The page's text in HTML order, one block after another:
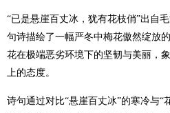
“已是悬崖百丈冰，犹有花枝俏”出自
句诗描绘了一幅严冬中梅花傲然绽放
花在极端恶劣环境下的坚韧与美丽，
上的态度。
诗句通过对比“悬崖百丈冰”的寒冷与“